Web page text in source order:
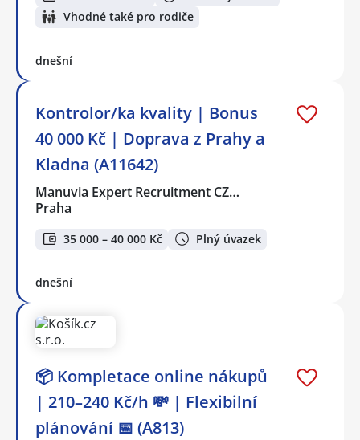
Vhodné také pro rodiče
dnešní
Kontrolor/ka kvality | Bonus
40 000 Kč | Doprava z Prahy a
Kladna (A11642)
Manuvia Expert Recruitment CZ…
Praha
35 000 – 40 000 Kč Plný úvazek
dnešní
📦 Kompletace online nákupů
| 210–240 Kč/h 💸 | Flexibilní
plánování 📅 (A813)